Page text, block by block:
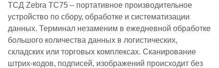
ТСД Zebra TC75 – портативное производительное
устройство по сбору, обработке и систематизации
данных. Терминал незаменим в ежедневной обработке
большого количества данных в логистических,
складских или торговых комплексах. Сканирование
штрих-кодов, подписей, изображений происходит без